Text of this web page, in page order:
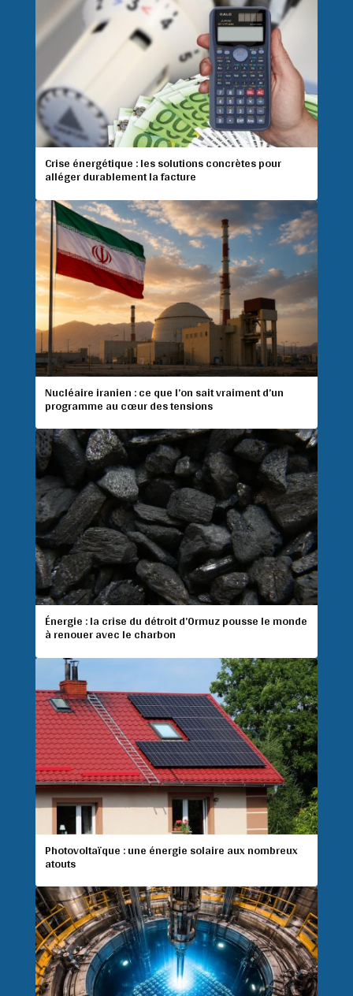
Crise énergétique : les solutions concrètes pour
alléger durablement la facture
Nucléaire iranien : ce que l’on sait vraiment d’un
programme au cœur des tensions
Énergie : la crise du détroit d’Ormuz pousse le monde
à renouer avec le charbon
Photovoltaïque : une énergie solaire aux nombreux
atouts